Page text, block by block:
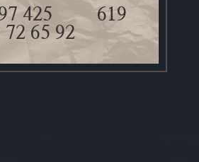
425619
72 65 92